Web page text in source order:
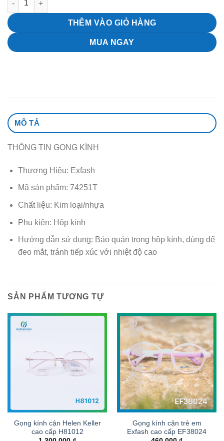
0
THÊM VÀO GIỎ HÀNG
MUA NGAY
MÔ TẢ
THÔNG TIN GỌNG KÍNH
Thương Hiệu: Exfash
Mã sản phẩm: 74251T
Chất liệu: Kim loại/nhựa
Phụ kiện: Hộp kính
Hướng dẫn sử dụng: Bảo quản trong hộp kính, dùng để
đeo mắt, tránh tiếp xúc với nhiệt độ cao
SẢN PHẨM TƯƠNG TỰ
Gọng kính cận Helen Keller
cao cấp H81012
Gọng kính cận trẻ em
Exfash cao cấp EF38024